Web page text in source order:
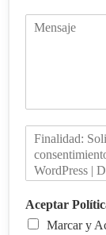
Aceptar
Marcar y